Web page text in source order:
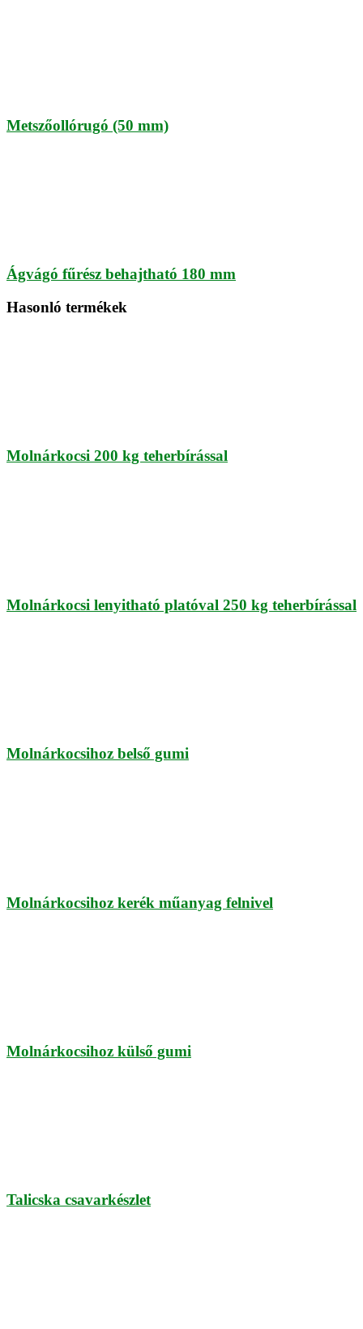
Metszőollórugó (50 mm)
Ágvágó fűrész behajtható 180 mm
Hasonló termékek
Molnárkocsi 200 kg teherbírással
Molnárkocsi lenyitható platóval 250 kg teherbírással
Molnárkocsihoz belső gumi
Molnárkocsihoz kerék műanyag felnivel
Molnárkocsihoz külső gumi
Talicska csavarkészlet